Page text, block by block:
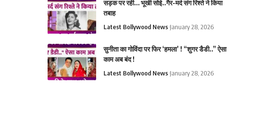
सड़क पर रही… भूखी सोई..गैर-मर्द संग रिश्ते ने किया
तबाह
Latest Bollywood News January 28, 2026
सुनीता का गोविंदा पर फिर ‘हमला’ ! “शुगर डैडी..” ऐसा
काम अब बंद !
Latest Bollywood News January 28, 2026